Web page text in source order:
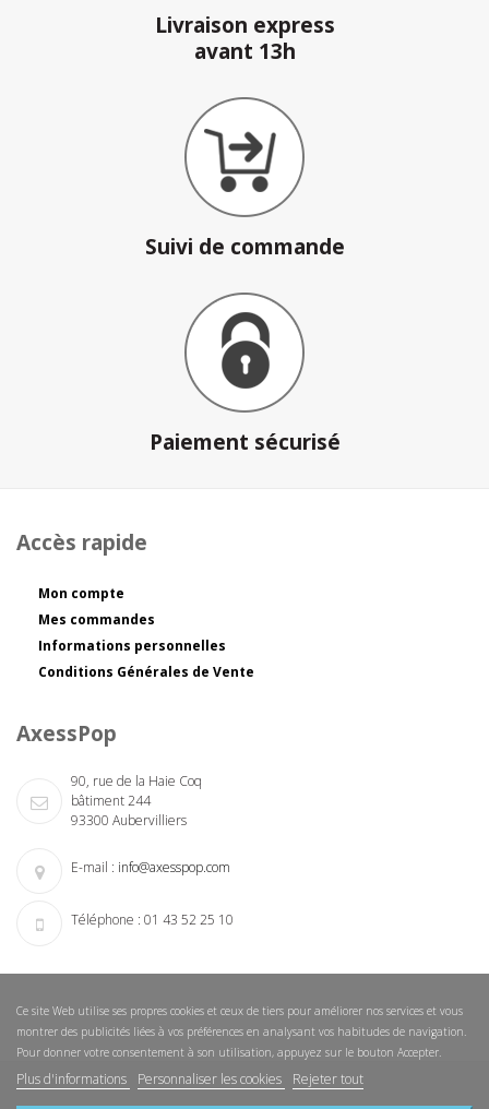
Livraison express
avant 13h
Suivi de commande
Paiement sécurisé
Accès rapide
Mon compte
Mes commandes
Informations personnelles
Conditions Générales de Vente
AxessPop
90, rue de la Haie Coq
bâtiment 244
93300 Aubervilliers
E-mail : info@axesspop.com
Téléphone : 01 43 52 25 10
Ce site Web utilise ses propres cookies et ceux de tiers pour améliorer nos services et vous
montrer des publicités liées à vos préférences en analysant vos habitudes de navigation.
Pour donner votre consentement à son utilisation, appuyez sur le bouton Accepter.
Plus d'informations Personnaliser les cookies Rejeter tout